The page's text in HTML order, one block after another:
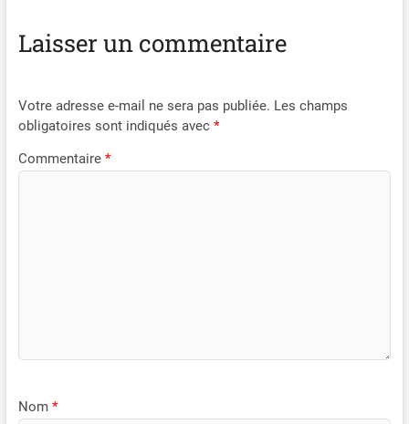
Laisser un commentaire
Votre adresse e-mail ne sera pas publiée. Les champs
obligatoires sont indiqués avec *
Commentaire *
Nom *